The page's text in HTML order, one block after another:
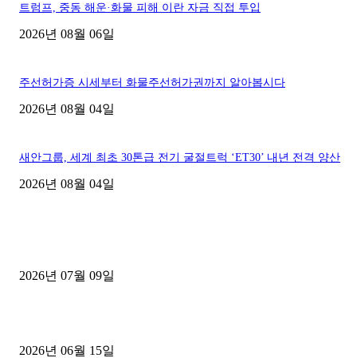
트럼프, 중동 해운·화물 피해 이란 자금 직접 투입
2026년 08월 06일
주선허가증 시세부터 화물주선허가권까지 알아봅시다
2026년 08월 04일
새안그룹, 세계 최초 30톤급 전기 굴절트럭 ‘ET30’ 내년 전격 양산
2026년 08월 04일
2026년 07월 09일
2026년 06월 15일